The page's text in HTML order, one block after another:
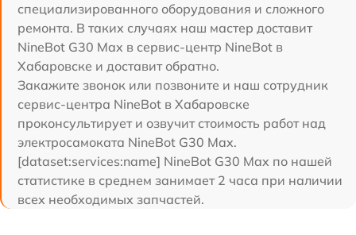
специализированного оборудования и сложного
ремонта. В таких случаях наш мастер доставит
NineBot G30 Max в сервис-центр NineBot в
Хабаровске и доставит обратно.
Закажите звонок или позвоните и наш сотрудник
сервис-центра NineBot в Хабаровске
проконсультирует и озвучит стоимость работ над
электросамоката NineBot G30 Max.
[dataset:services:name] NineBot G30 Max по нашей
статистике в среднем занимает 2 часа при наличии
всех необходимых запчастей.